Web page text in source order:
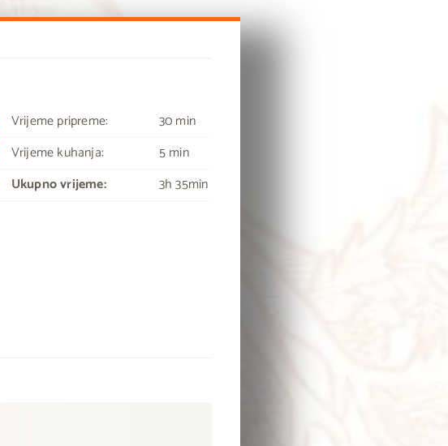
Vrijeme pripreme:
Vrijeme kuhanja:
Ukupno vrijeme:
30 min
5 min
3h 35min